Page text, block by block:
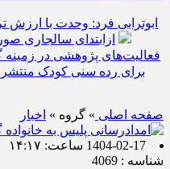
ابوترابی فرد: وحدت با
ازابتدای سالجاری صورت گرفت؛ روکش
فعالیت‌های پژوهشی در زمینه
برای رده سنی کودک
صفحه اصلی » گروه » اخبار
1404-02-17 ساعت: ۱۴:۱۷
شناسه : 4069